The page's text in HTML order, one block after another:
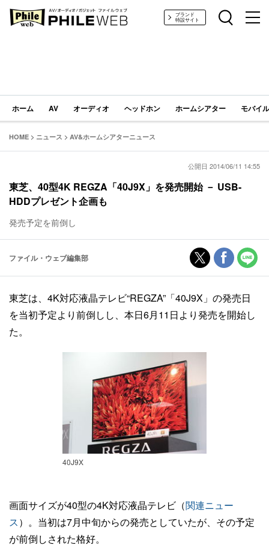
PHILE WEB｜AV/オーディオ/ガジェットブランド
特設サイト
ホーム AV オーディオ ヘッドホン ホームシアター モバイ
HOME > ニュース > AV&ホームシアターニュース
公開日 2014/06/11 14:55
東芝、40型4K REGZA「40J9X」を発売開始 － USB-
HDDプレゼント企画も
発売予定を前倒し
ファイル・ウェブ編集部
東芝は、4K対応液晶テレビ“REGZA”「40J9X」の発売日
を当初予定より前倒しし、本日6月11日より発売を開始し
た。
40J9X
画面サイズが40型の4K対応液晶テレビ（関連ニュー
ス）。当初は7月中旬からの発売としていたが、その予定
が前倒しされた格好。